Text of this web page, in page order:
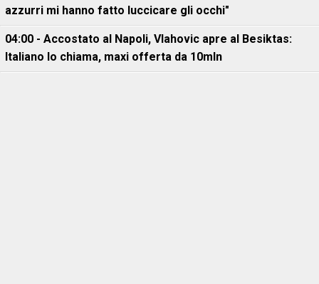
azzurri mi hanno fatto luccicare gli occhi"
04:00 - Accostato al Napoli, Vlahovic apre al Besiktas:
Italiano lo chiama, maxi offerta da 10mln